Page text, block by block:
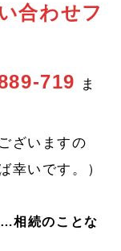
合わせフ
719
ま
ざいますの
幸いです。）
相続のことな